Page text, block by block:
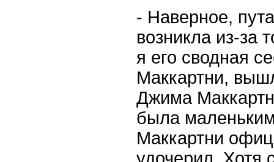
- Наверное,
возникла из-за
я его сводная
Маккартни,
Джима
была
Маккартни